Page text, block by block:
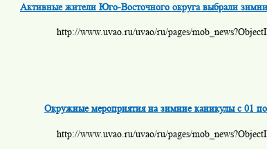
Активные жители Юго-Восточного округа выбрали
http://www.uvao.ru/uvao/ru/pages/
Окружные мероприятия на зимние каникулы с 01
http://www.uvao.ru/uvao/ru/pages/